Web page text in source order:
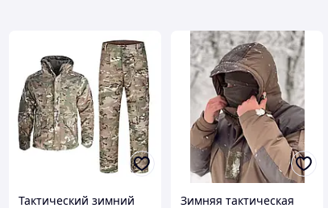
Тактический зимний
Зимняя тактическая